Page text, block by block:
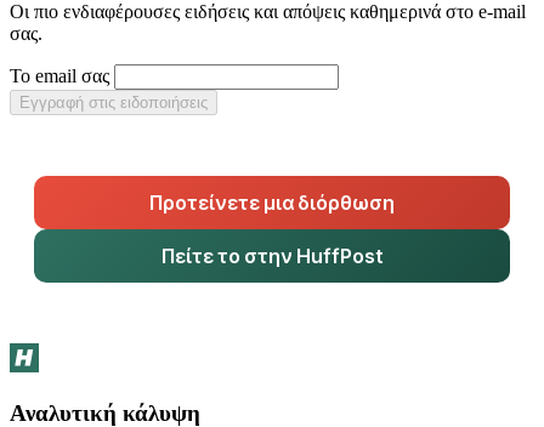
Οι πιο ενδιαφέρουσες ειδήσεις και απόψεις καθημερινά στο e-mail
σας.
Το email σας
Εγγραφή στις ειδοποιήσεις
Προτείνετε μια διόρθωση
Πείτε το στην HuffPost
Αναλυτική κάλυψη